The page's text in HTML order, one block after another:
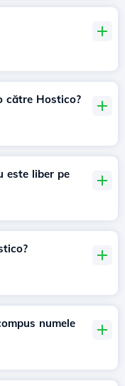
către Hostico?
este liber pe
numele